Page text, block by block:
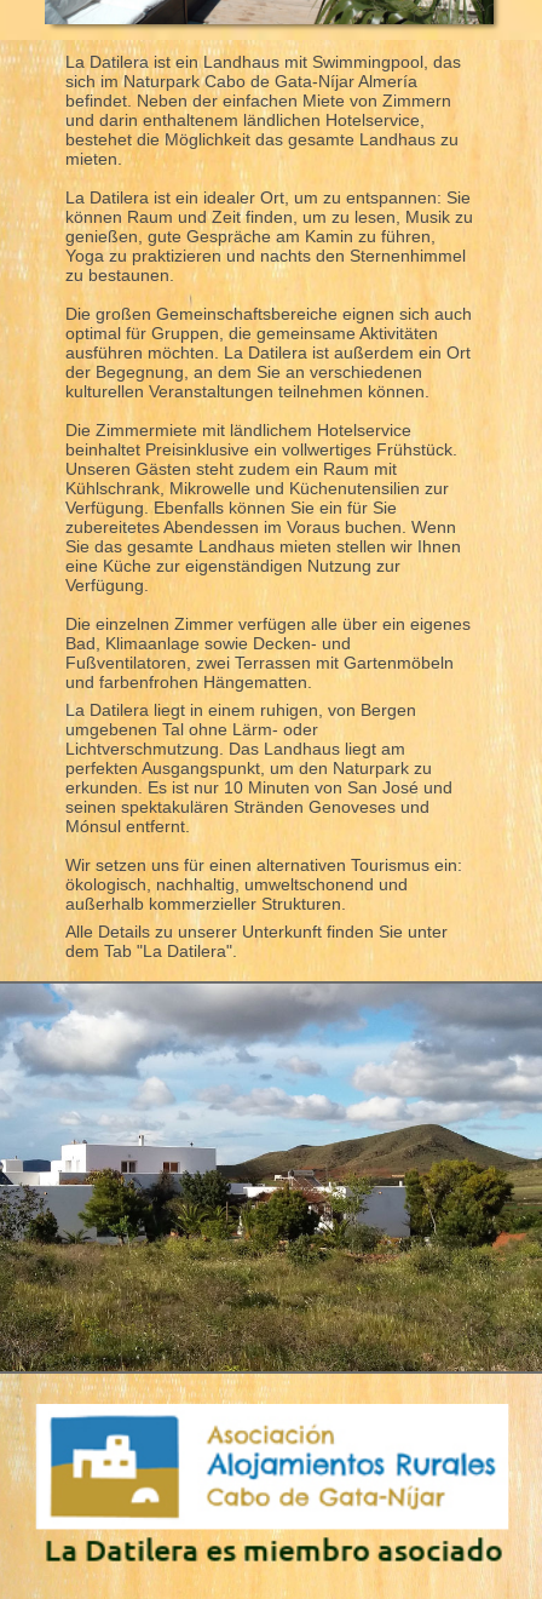
La Datilera ist ein Landhaus mit Swimmingpool, das
sich im Naturpark Cabo de Gata-Níjar Almería
befindet. Neben der einfachen Miete von Zimmern
und darin enthaltenem ländlichen Hotelservice,
bestehet die Möglichkeit das gesamte Landhaus zu
mieten.
La Datilera ist ein idealer Ort, um zu entspannen: Sie
können Raum und Zeit finden, um zu lesen, Musik zu
genießen, gute Gespräche am Kamin zu führen,
Yoga zu praktizieren und nachts den Sternenhimmel
zu bestaunen.
Die großen Gemeinschaftsbereiche eignen sich auch
optimal für Gruppen, die gemeinsame Aktivitäten
ausführen möchten. La Datilera ist außerdem ein Ort
der Begegnung, an dem Sie an verschiedenen
kulturellen Veranstaltungen teilnehmen können.
Die Zimmermiete mit ländlichem Hotelservice
beinhaltet Preisinklusive ein vollwertiges Frühstück.
Unseren Gästen steht zudem ein Raum mit
Kühlschrank, Mikrowelle und Küchenutensilien zur
Verfügung. Ebenfalls können Sie ein für Sie
zubereitetes Abendessen im Voraus buchen. Wenn
Sie das gesamte Landhaus mieten stellen wir Ihnen
eine Küche zur eigenständigen Nutzung zur
Verfügung.
Die einzelnen Zimmer verfügen alle über ein eigenes
Bad, Klimaanlage sowie Decken- und
Fußventilatoren, zwei Terrassen mit Gartenmöbeln
und farbenfrohen Hängematten.
La Datilera liegt in einem ruhigen, von Bergen
umgebenen Tal ohne Lärm- oder
Lichtverschmutzung. Das Landhaus liegt am
perfekten Ausgangspunkt, um den Naturpark zu
erkunden. Es ist nur 10 Minuten von San José und
seinen spektakulären Stränden Genoveses und
Mónsul entfernt.
Wir setzen uns für einen alternativen Tourismus ein:
ökologisch, nachhaltig, umweltschonend und
außerhalb kommerzieller Strukturen.
Alle Details zu unserer Unterkunft finden Sie unter
dem Tab "La Datilera".